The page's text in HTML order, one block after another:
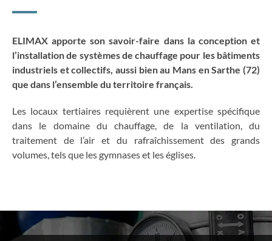
ELIMAX apporte son savoir-faire dans la conception et
l’installation de systèmes de chauffage pour les bâtiments
industriels et collectifs, aussi bien au Mans en Sarthe (72)
que dans l’ensemble du territoire français.
Les locaux tertiaires requièrent une expertise spécifique
dans le domaine du chauffage, de la ventilation, du
traitement de l’air et du rafraîchissement des grands
volumes, tels que les gymnases et les églises.